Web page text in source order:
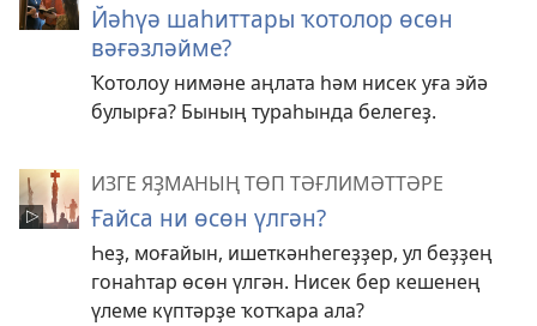
Йәһүә шаһиттары ҡотолор өсөн
вәғәзләйме?
Ҡотолоу нимәне аңлата һәм нисек уға эйә
булырға? Бының тураһында белегеҙ.
ИЗГЕ ЯҘМАНЫҢ ТӨП ТӘҒЛИМӘТТӘРЕ
Ғайса ни өсөн үлгән?
Һеҙ, моғайын, ишеткәнһегеҙҙер, ул беҙҙең
гонаһтар өсөн үлгән. Нисек бер кешенең
үлеме күптәрҙе ҡотҡара ала?